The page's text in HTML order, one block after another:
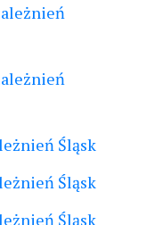
Śląsk
Śląsk
Śląsk